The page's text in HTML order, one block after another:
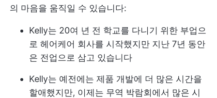
의 마음을 움직일 수 있습니다:
Kelly는 20여 년 전 학교를 다니기 위한 부업으
로 헤어케어 회사를 시작했지만 지난 7년 동안
은 전업으로 삼고 있습니다
Kelly는 예전에는 제품 개발에 더 많은 시간을
할애했지만, 이제는 무역 박람회에서 많은 시